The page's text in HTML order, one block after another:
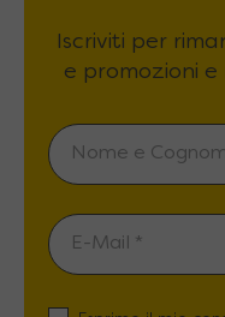
Iscriviti per
e promozioni e